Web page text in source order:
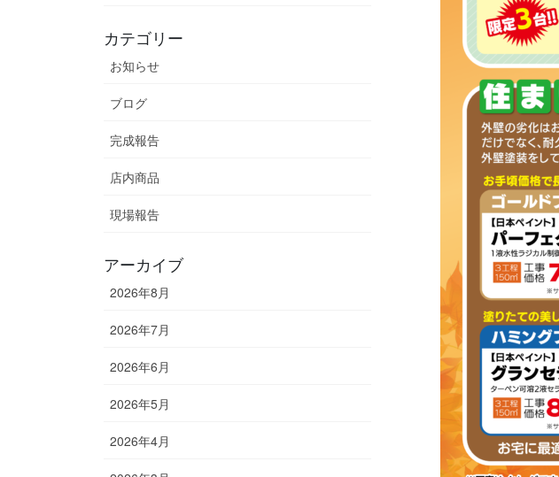
カテゴリー
お知らせ
ブログ
完成報告
店内商品
現場報告
アーカイブ
2026年8月
2026年7月
2026年6月
2026年5月
2026年4月